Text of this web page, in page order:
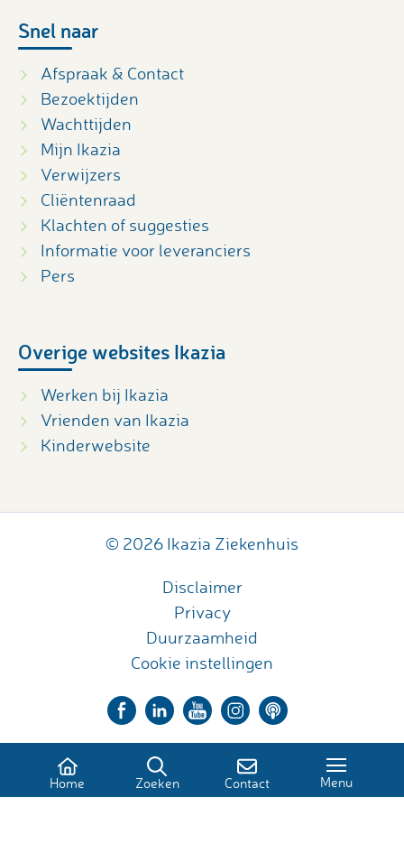
Snel naar
Afspraak & Contact
Bezoektijden
Wachttijden
Mijn Ikazia
Verwijzers
Cliëntenraad
Klachten of suggesties
Informatie voor leveranciers
Pers
Overige websites Ikazia
Werken bij Ikazia
Vrienden van Ikazia
Kinderwebsite
© 2026 Ikazia Ziekenhuis
Disclaimer
Privacy
Duurzaamheid
Cookie instellingen
Home Zoeken Contact Menu